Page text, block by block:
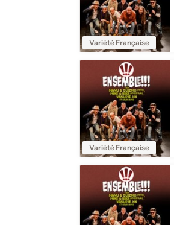
Variété Française
Variété Française